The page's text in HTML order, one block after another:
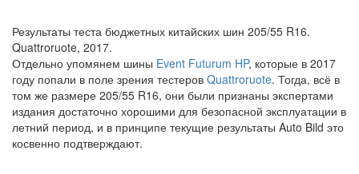
Результаты теста бюджетных китайских шин 205/55 R16.
Quattroruote, 2017.
Отдельно упомянем шины Event Futurum HP, которые в 2017
году попали в поле зрения тестеров Quattroruote. Тогда, всё в
том же размере 205/55 R16, они были признаны экспертами
издания достаточно хорошими для безопасной эксплуатации в
летний период, и в принципе текущие результаты Auto Bild это
косвенно подтверждают.